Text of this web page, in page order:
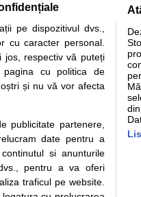
analize Specialitati
informatii despre sanatate
analizelor medicale. Va sfatuim,
de programari la medic
Drepturile
Protectia consumatorilor
Solutionarea Alternativa a
Litigiilor
Info consumator:
pe dispozitivul dvs.,
cu caracter personal.
jos, respectiv vă puteți
cu politica de
și nu vă vor afecta
publicitate partenere,
date pentru a
si anunturile
pentru a va oferi
traficul pe website.